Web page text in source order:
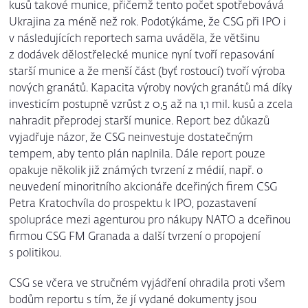
kusů takové munice, přičemž tento počet spotřebovává
Ukrajina za méně než rok. Podotýkáme, že CSG při IPO i
v následujících reportech sama uváděla, že většinu
z dodávek dělostřelecké munice nyní tvoří repasování
starší munice a že menší část (byť rostoucí) tvoří výroba
nových granátů. Kapacita výroby nových granátů má díky
investicím postupně vzrůst z 0,5 až na 1,1 mil. kusů a zcela
nahradit přeprodej starší munice. Report bez důkazů
vyjadřuje názor, že CSG neinvestuje dostatečným
tempem, aby tento plán naplnila. Dále report pouze
opakuje několik již známých tvrzení z médií, např. o
neuvedení minoritního akcionáře dceřiných firem CSG
Petra Kratochvíla do prospektu k IPO, pozastavení
spolupráce mezi agenturou pro nákupy NATO a dceřinou
firmou CSG FM Granada a další tvrzení o propojení
s politikou.
CSG se včera ve stručném vyjádření ohradila proti všem
bodům reportu s tím, že jí vydané dokumenty jsou